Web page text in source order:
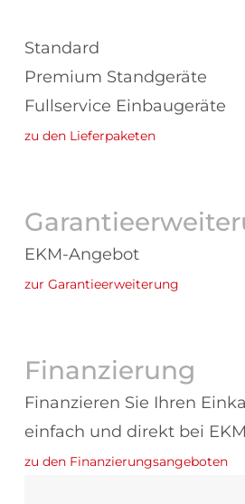
Standard
Premium Standgeräte
Fullservice Einbaugeräte
zu den Lieferpaketen
EKM-Angebot
zur Garantieerweiterung
Finanzierung
Finanzieren Sie Ihren
einfach und direkt bei
zu den Finanzierungsangeboten